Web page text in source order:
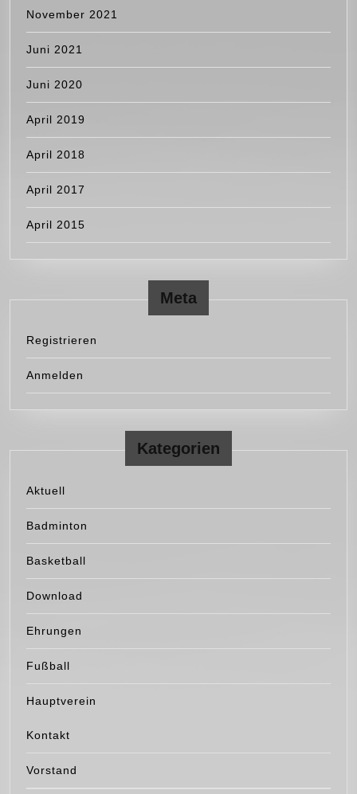
November 2021
Juni 2021
Juni 2020
April 2019
April 2018
April 2017
April 2015
Meta
Registrieren
Anmelden
Kategorien
Aktuell
Badminton
Basketball
Download
Ehrungen
Fußball
Hauptverein
Kontakt
Vorstand